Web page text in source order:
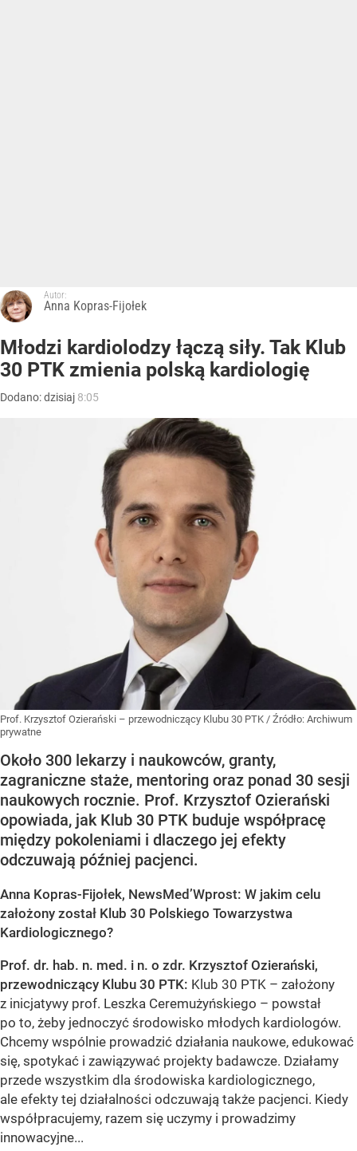
Autor:
Anna Kopras-Fijołek
Młodzi kardiolodzy łączą siły. Tak Klub
30 PTK zmienia polską kardiologię
Dodano:dzisiaj 8:05
Prof. Krzysztof Ozierański – przewodniczący Klubu 30 PTK / Źródło: Archiwum
prywatne
Około 300 lekarzy i naukowców, granty,
zagraniczne staże, mentoring oraz ponad 30 sesji
naukowych rocznie. Prof. Krzysztof Ozierański
opowiada, jak Klub 30 PTK buduje współpracę
między pokoleniami i dlaczego jej efekty
odczuwają później pacjenci.
Anna Kopras-Fijołek, NewsMed’Wprost: W jakim celu
założony został Klub 30 Polskiego Towarzystwa
Kardiologicznego?
Prof. dr. hab. n. med. i n. o zdr. Krzysztof Ozierański,
przewodniczący Klubu 30 PTK: Klub 30 PTK – założony
z inicjatywy prof. Leszka Ceremużyńskiego – powstał
po to, żeby jednoczyć środowisko młodych kardiologów.
Chcemy wspólnie prowadzić działania naukowe, edukować
się, spotykać i zawiązywać projekty badawcze. Działamy
przede wszystkim dla środowiska kardiologicznego,
ale efekty tej działalności odczuwają także pacjenci. Kiedy
współpracujemy, razem się uczymy i prowadzimy
innowacyjne...